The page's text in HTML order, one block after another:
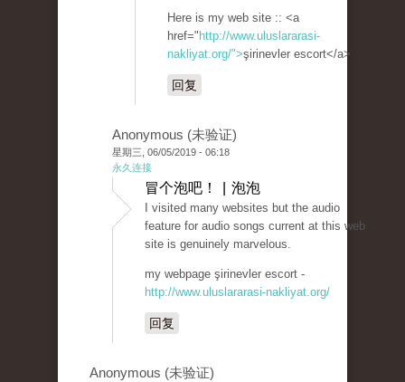
Here is my web site :: <a
href=" http://www.uluslararasi-
nakliyat.org/">şirinevler escort</a>
回复
Anonymous (未验证)
星期三, 06/05/2019 - 06:18
永久连接
冒个泡吧！ | 泡泡
I visited many websites but the audio
feature for audio songs current at this web
site is genuinely marvelous.
my webpage şirinevler escort -
http://www.uluslararasi-nakliyat.org/
回复
Anonymous (未验证)